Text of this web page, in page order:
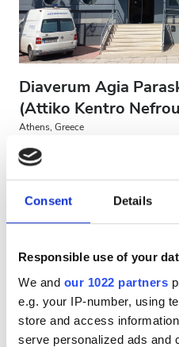
Consent Details
Responsible use of your
We and our 1022 partners
e.g. your IP-number, using
store and access
serve personalized ads and
Diaverum Agia
(Attiko Kentro
Athens, Greece
İkramlar Ücretsiz WiFi
Tedavi başına
HD Diyaliz €180
HDF Diyaliz €250